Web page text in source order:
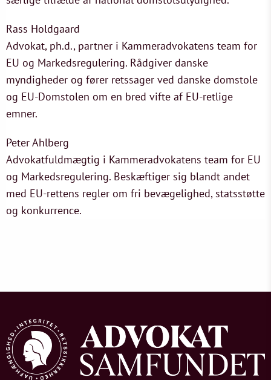
Rass Holdgaard
Advokat, ph.d., partner i Kammeradvokatens team for
EU og Markedsregulering. Rådgiver danske
myndigheder og fører retssager ved danske domstole
og EU-Domstolen om en bred vifte af EU-retlige
emner.
Peter Ahlberg
Advokatfuldmægtig i Kammeradvokatens team for EU
og Markedsregulering. Beskæftiger sig blandt andet
med EU-rettens regler om fri bevægelighed, statsstøtte
og konkurrence.